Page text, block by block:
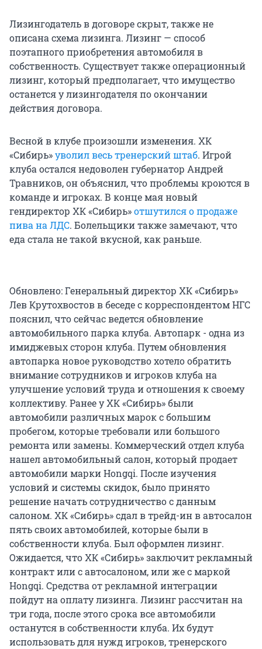
Лизингодатель в договоре скрыт, также не
описана схема лизинга. Лизинг — способ
поэтапного приобретения автомобиля в
собственность. Существует также операционный
лизинг, который предполагает, что имущество
останется у лизингодателя по окончании
действия договора.
Весной в клубе произошли изменения. ХК
«Сибирь»уволил весь тренерский штаб. Игрой
клуба остался недоволен губернатор Андрей
Травников, он объяснил, что проблемы кроются в
команде и игроках. В конце мая новый
гендиректор ХК «Сибирь»отшутился о продаже
пива на ЛДС. Болельщики также замечают, что
еда стала не такой вкусной, как раньше.
Обновлено: Генеральный директор ХК «Сибирь»
Лев Крутохвостов в беседе с корреспондентом НГС
пояснил, что сейчас ведется обновление
автомобильного парка клуба. Автопарк - одна из
имиджевых сторон клуба. Путем обновления
автопарка новое руководство хотело обратить
внимание сотрудников и игроков клуба на
улучшение условий труда и отношения к своему
коллективу. Ранее у ХК «Сибирь» были
автомобили различных марок с большим
пробегом, которые требовали или большого
ремонта или замены. Коммерческий отдел клуба
нашел автомобильный салон, который продает
автомобили марки Hongqi. После изучения
условий и системы скидок, было принято
решение начать сотрудничество с данным
салоном. ХК «Сибирь» сдал в трейд-ин в автосалон
пять своих автомобилей, которые были в
собственности клуба. Был оформлен лизинг.
Ожидается, что ХК «Сибирь» заключит рекламный
контракт или с автосалоном, или же с маркой
Hongqi. Средства от рекламной интеграции
пойдут на оплату лизинга. Лизинг рассчитан на
три года, после этого срока все автомобили
останутся в собственности клуба. Их будут
использовать для нужд игроков, тренерского